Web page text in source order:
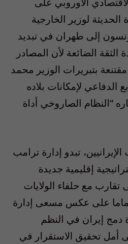
الحديثة لوزير الخارجية
إلى طهران في تبديد
الثقة الضائعة لأن المصادر
مقتنعة بتبريرات الوزير محمد
لإمكانات بلاده
“النظام الصاروخي أداة
تبدو إدارة ترامب
إقليمية جديدة
مع حلفاء الولايات
تماما على عكس مسعى إدارة
دمج إيران في النظم
أمل تحقيق الاستقرار في